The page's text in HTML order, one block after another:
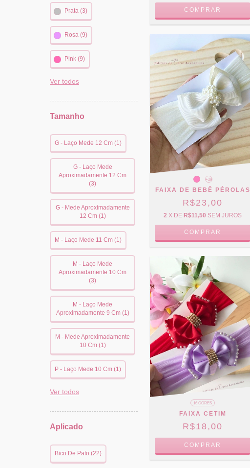
Prata (3)
Rosa (9)
Pink (9)
Ver todos
Tamanho
G - Laço Mede 12 Cm (1)
G - Laço Mede
Aproximadamente 12 Cm
(3)
G - Mede Aproximadamente
12 Cm (1)
M - Laço Mede 11 Cm (1)
M - Laço Mede
Aproximadamente 10 Cm
(3)
M - Laço Mede
Aproximadamente 9 Cm (1)
M - Mede Aproximadamente
10 Cm (1)
P - Laço Mede 10 Cm (1)
Ver todos
Aplicado
Bico De Pato (22)
COMPRAR
+29
FAIXA DE BEBÊ PÉROLAS
R$23,00
2 X DE R$11,50 SEM JUROS
COMPRAR
16 CORES
FAIXA CETIM
R$18,00
COMPRAR